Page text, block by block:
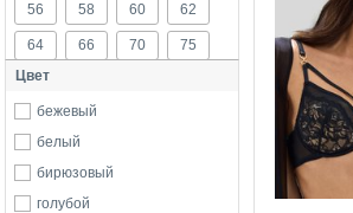
BOSS
Buffalo
C&City
Cache Coeur
Calida
Calvin Klein
Casall
56 58 60 62
64 66 70 75
80
100 105
б/р
Цвет
бежевый
белый
бирюзовый
голубой